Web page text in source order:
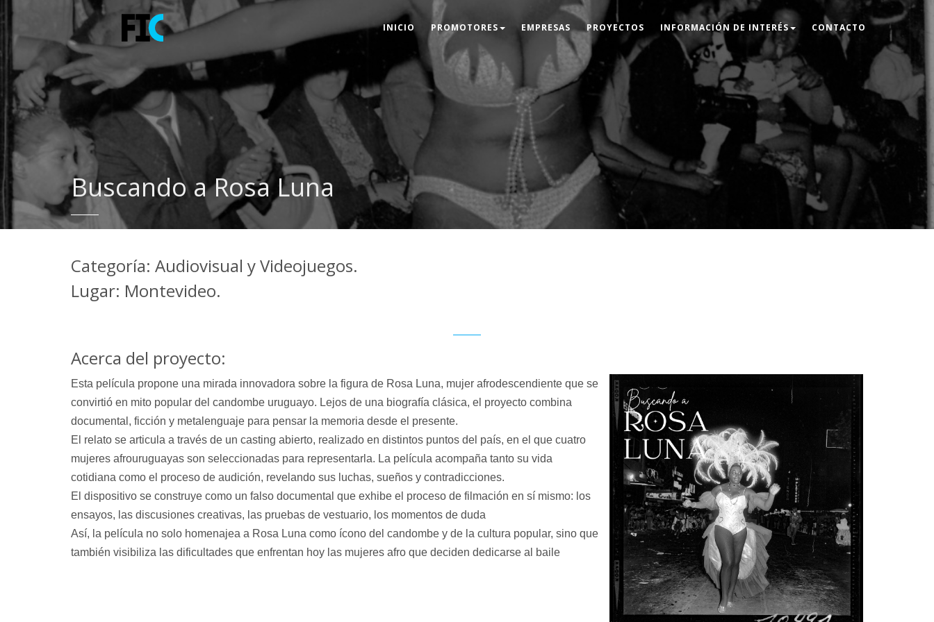
INICIO PROMOTORES EMPRESAS PROYECTOS INFORMACIÓN DE INTERÉS CONTACTO
Buscando a Rosa Luna
Categoría: Audiovisual y Videojuegos.
Lugar: Montevideo.
Acerca del proyecto:
Esta película propone una mirada innovadora sobre la figura de Rosa Luna, mujer afrodescendiente que se
convirtió en mito popular del candombe uruguayo. Lejos de una biografía clásica, el proyecto combina
documental, ficción y metalenguaje para pensar la memoria desde el presente.
El relato se articula a través de un casting abierto, realizado en distintos puntos del país, en el que cuatro
mujeres afrouruguayas son seleccionadas para representarla. La película acompaña tanto su vida
cotidiana como el proceso de audición, revelando sus luchas, sueños y contradicciones.
El dispositivo se construye como un falso documental que exhibe el proceso de filmación en sí mismo: los
ensayos, las discusiones creativas, las pruebas de vestuario, los momentos de duda
Así, la película no solo homenajea a Rosa Luna como ícono del candombe y de la cultura popular, sino que
también visibiliza las dificultades que enfrentan hoy las mujeres afro que deciden dedicarse al baile